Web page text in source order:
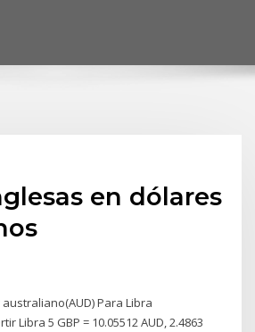
en dólares
Para Libra
Libra 5 GBP = 10.05512 AUD, 2.4863